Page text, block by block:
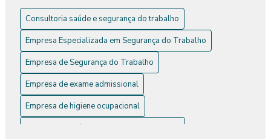
Análise Ergonômica do Ambiente de Trabalho
Análise Ergonômica do Trabalho: Essencial Para a
Segurança e Saúde No Trabalho
Análise Ergonômica do Trabalho: Transforme Produtividade
e Bem-Estar
Análise Ergonômica: Como Melhorar a Segurança e
Consultoria saúde e segurança do trabalho
Empresa Especializada em Segurança do Trabalho
Empresa de Segurança do Trabalho
Empresa de exame admissional
Empresa de higiene ocupacional
Empresa de saúde e segurança do trabalho